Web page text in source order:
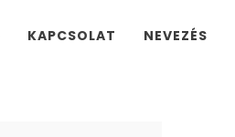
KAPCSOLAT NEVEZÉS